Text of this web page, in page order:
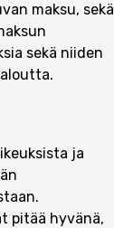
maksu, sekä
sekä niiden
ja
pitää hyvänä,